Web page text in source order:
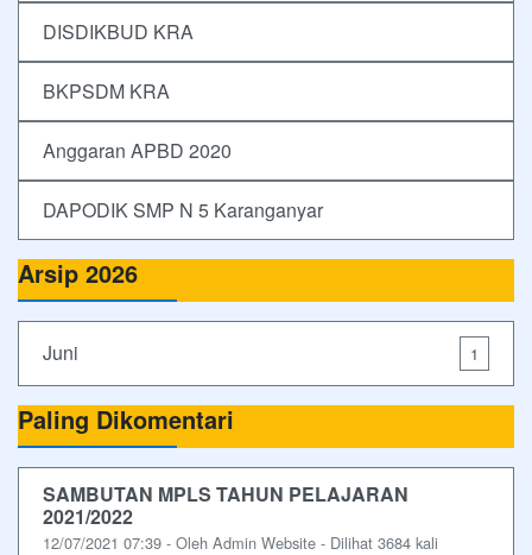
DISDIKBUD KRA
BKPSDM KRA
Anggaran APBD 2020
DAPODIK SMP N 5 Karanganyar
Arsip 2026
Juni 1
Paling Dikomentari
SAMBUTAN MPLS TAHUN PELAJARAN
2021/2022
12/07/2021 07:39 - Oleh Admin Website - Dilihat 3684 kali